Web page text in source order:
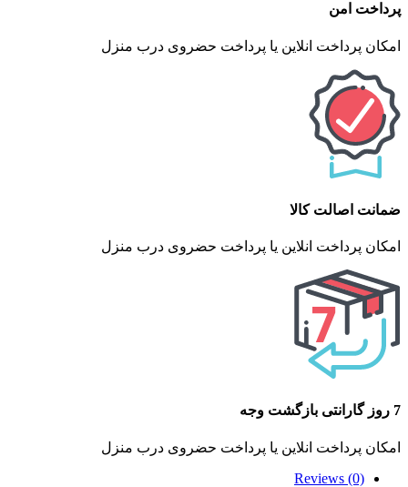
پرداخت امن
امکان پرداخت انلاین یا پرداخت حضروی درب منزل
ضمانت اصالت کالا
امکان پرداخت انلاین یا پرداخت حضروی درب منزل
7 روز گارانتی بازگشت وجه
امکان پرداخت انلاین یا پرداخت حضروی درب منزل
Reviews (0)